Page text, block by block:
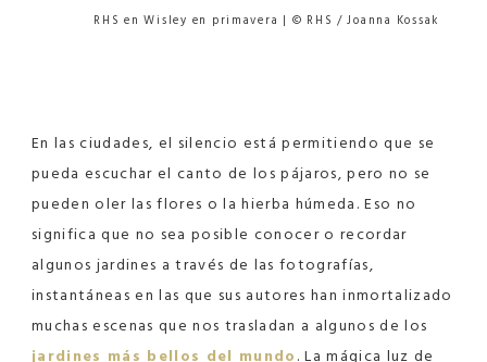
RHS en Wisley en primavera | © RHS / Joanna Kossak
En las ciudades, el silencio está permitiendo que se
pueda escuchar el canto de los pájaros, pero no se
pueden oler las flores o la hierba húmeda. Eso no
significa que no sea posible conocer o recordar
algunos jardines a través de las fotografías,
instantáneas en las que sus autores han inmortalizado
muchas escenas que nos trasladan a algunos de los
jardines más bellos del mundo. La mágica luz de